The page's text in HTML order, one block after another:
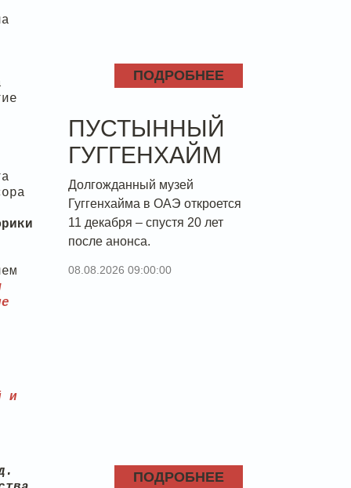
и
ПОДРОБНЕЕ
ПУСТЫННЫЙ
ГУГГЕНХАЙМ
Долгожданный музей
Гуггенхайма в ОАЭ откроется
11 декабря – спустя 20 лет
после анонса.
08.08.2026 09:00:00
ПОДРОБНЕЕ